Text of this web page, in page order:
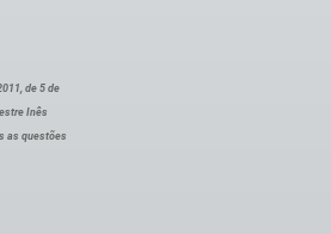
de 5 de
Inês
as questões